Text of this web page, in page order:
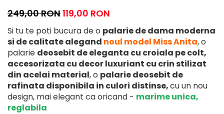
249,00 RON119,00 RON
Si tu te poti bucura de o palarie de dama moderna
si de calitate alegand noul model Miss Anita, o
palarie deosebit de eleganta cu croiala pe colt,
accesorizata cu decor luxuriant cu crin stilizat
din acelai material, o palarie deosebit de
rafinata disponibila in culori distinse,cu un nou
design, mai elegant ca oricand - marime unica,
reglabila